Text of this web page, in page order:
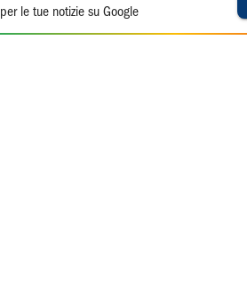
per le tue notizie su Google